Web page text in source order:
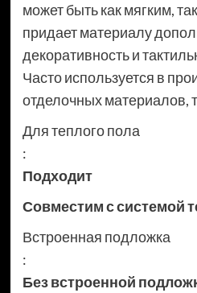
может быть как мягким,
придает материалу
декоративность и
Часто используется в
отделочных материалов,
Для теплого пола
:
Подходит
Совместим с системой
Встроенная подложка
:
Без встроенной